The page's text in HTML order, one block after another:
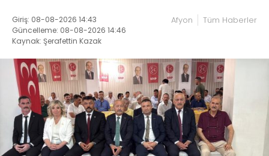
Giriş: 08-08-2026 14:43
Güncelleme: 08-08-2026 14:46
Kaynak: Şerafettin Kazak
Afyon Tüm Haberler